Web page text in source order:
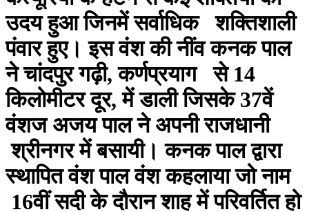
उदय हुआ जिनमें सर्वाधिक शक्तिशाली
पंवार हुए। इस वंश की नींव कनक पाल
ने चांदपुर गढ़ी, कर्णप्रयाग से 14
किलोमीटर दूर, में डाली जिसके 37वें
वंशज अजय पाल ने अपनी राजधानी
श्रीनगर में बसायी। कनक पाल द्वारा
स्थापित वंश पाल वंश कहलाया जो नाम
16वीं सदी के दौरान शाह में परिवर्तित हो